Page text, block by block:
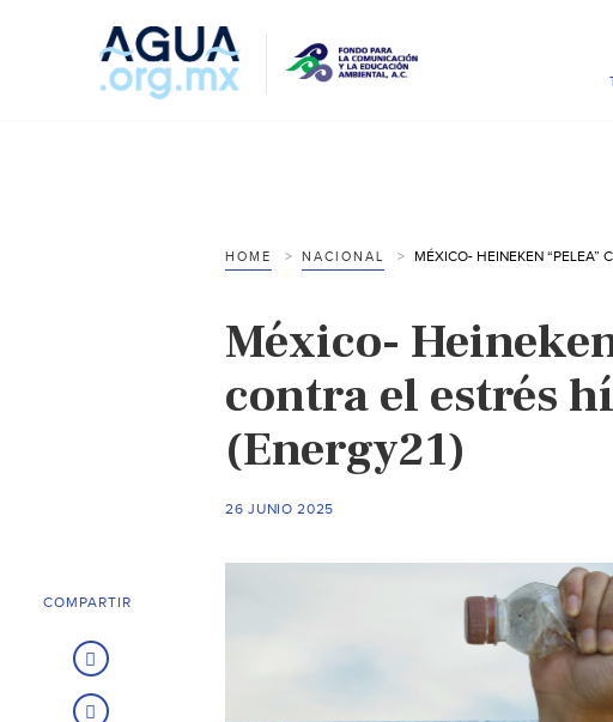
HOME NACIONAL
México-
contra el estrés
(Energy21)
26 JUNIO 2025
COMPARTIR